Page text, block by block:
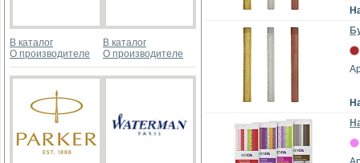
В каталог
О производителе
В каталог
О производителе